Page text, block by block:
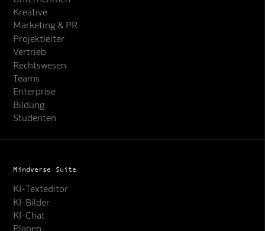
Kreative
Marketing & PR
Projektleiter
Vertrieb
Rechtswesen
Teams
Enterprise
Bildung
Studenten
Mindverse Suite
KI-Texteditor
KI-Bilder
KI-Chat
Planen